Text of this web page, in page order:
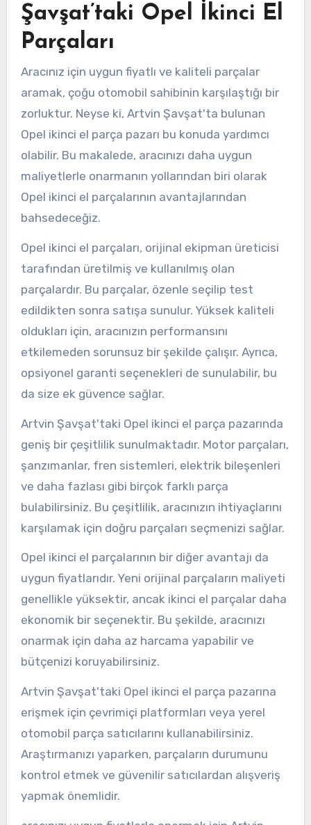
Şavşat’taki Opel İkinci El
Parçaları
Aracınız için uygun fiyatlı ve kaliteli parçalar
aramak, çoğu otomobil sahibinin karşılaştığı bir
zorluktur. Neyse ki, Artvin Şavşat'ta bulunan
Opel ikinci el parça pazarı bu konuda yardımcı
olabilir. Bu makalede, aracınızı daha uygun
maliyetlerle onarmanın yollarından biri olarak
Opel ikinci el parçalarının avantajlarından
bahsedeceğiz.
Opel ikinci el parçaları, orijinal ekipman üreticisi
tarafından üretilmiş ve kullanılmış olan
parçalardır. Bu parçalar, özenle seçilip test
edildikten sonra satışa sunulur. Yüksek kaliteli
oldukları için, aracınızın performansını
etkilemeden sorunsuz bir şekilde çalışır. Ayrıca,
opsiyonel garanti seçenekleri de sunulabilir, bu
da size ek güvence sağlar.
Artvin Şavşat'taki Opel ikinci el parça pazarında
geniş bir çeşitlilik sunulmaktadır. Motor parçaları,
şanzımanlar, fren sistemleri, elektrik bileşenleri
ve daha fazlası gibi birçok farklı parça
bulabilirsiniz. Bu çeşitlilik, aracınızın ihtiyaçlarını
karşılamak için doğru parçaları seçmenizi sağlar.
Opel ikinci el parçalarının bir diğer avantajı da
uygun fiyatlarıdır. Yeni orijinal parçaların maliyeti
genellikle yüksektir, ancak ikinci el parçalar daha
ekonomik bir seçenektir. Bu şekilde, aracınızı
onarmak için daha az harcama yapabilir ve
bütçenizi koruyabilirsiniz.
Artvin Şavşat'taki Opel ikinci el parça pazarına
erişmek için çevrimiçi platformları veya yerel
otomobil parça satıcılarını kullanabilirsiniz.
Araştırmanızı yaparken, parçaların durumunu
kontrol etmek ve güvenilir satıcılardan alışveriş
yapmak önemlidir.